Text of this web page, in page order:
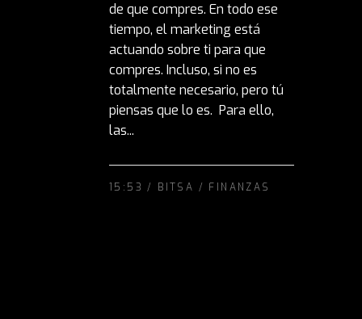
de que compres. En todo ese
tiempo, el marketing está
actuando sobre ti para que
compres. Incluso, si no es
totalmente necesario, pero tú
piensas que lo es. Para ello,
las...
15:53 / BITSA / FINANZAS